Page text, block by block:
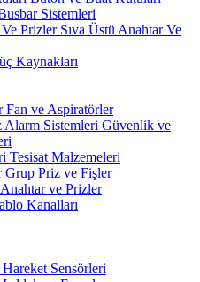
Sistemleri
Sıva Üstü Anahtar Ve
Kaynakları
Fan ve Aspiratörler
Güvenlik ve
Tesisat Malzemeleri
Grup Priz ve Fişler
ve Prizler
Kanalları
Hareket Sensörleri